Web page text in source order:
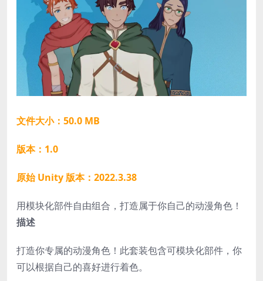
文件大小：50.0 MB
版本：1.0
原始 Unity 版本：2022.3.38
用模块化部件自由组合，打造属于你自己的动漫角色！
描述
打造你专属的动漫角色！此套装包含可模块化部件，你
可以根据自己的喜好进行着色。